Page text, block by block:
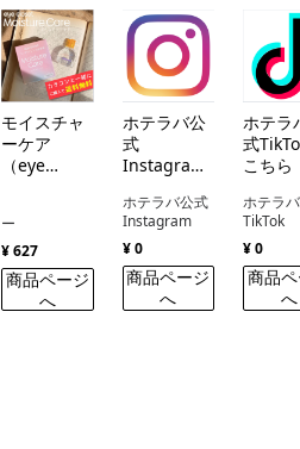
モイスチャ
ーケア
（eye
Care ）
ー
¥ 627
商品ページ
へ
ホテラバ公
式
Instagram
ホテラバ公式
Instagram
¥ 0
商品ページ
へ
ホテラ
式
こちら
ホテラ
TikTok
¥ 0
商品
へ